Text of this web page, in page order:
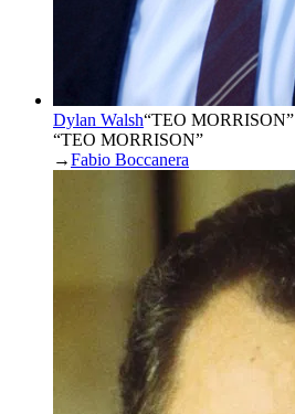
Dylan Walsh“TEO MORRISON”
“TEO MORRISON”
→Fabio Boccanera